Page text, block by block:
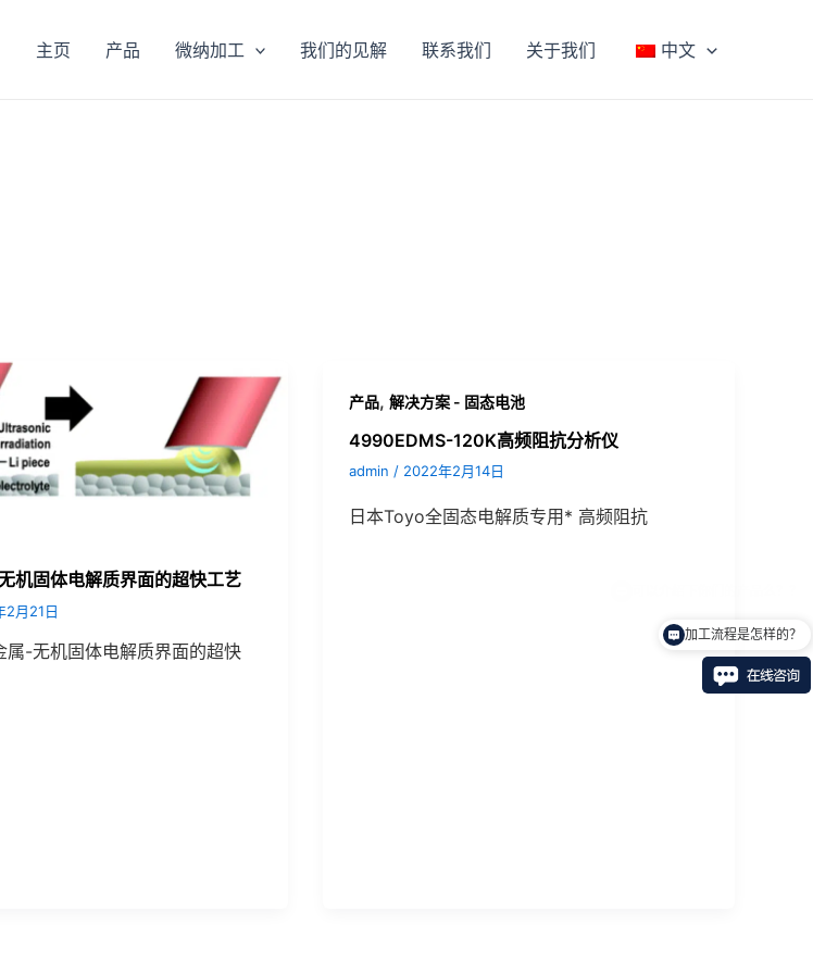
主页 产品 微纳加工 我们的见解 联系我们 关于我们 中文
机固体电解质界面的超快工艺
2月21日
属-无机固体电解质界面的超快
产品,解决方案 - 固态电池
4990EDMS-120K高频阻抗分析仪
admin/ 2022年2月14日
日本Toyo全固态电解质专用* 高频阻抗
加工流程是怎样的？